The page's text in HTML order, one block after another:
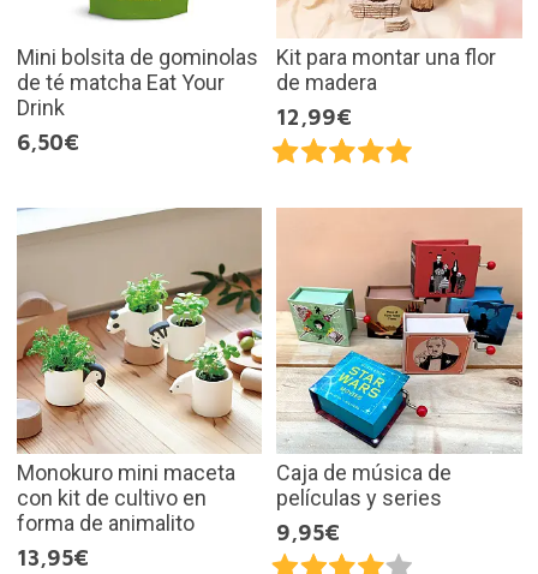
Mini bolsita de gominolas
de té matcha Eat Your
Drink
6,50€
Kit para montar una flor
de madera
12,99€
Monokuro mini maceta
con kit de cultivo en
forma de animalito
13,95€
Caja de música de
películas y series
9,95€